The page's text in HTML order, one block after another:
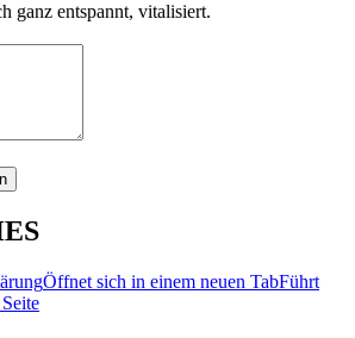
ganz entspannt, vitalisiert.
Öffnet sich in einem neuen TabFührt